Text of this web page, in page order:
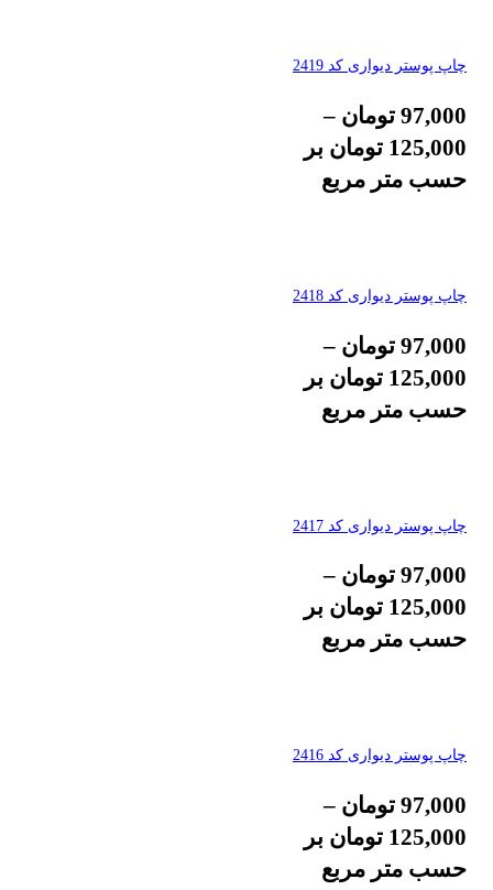
چاپ پوستر دیواری کد 2419
97,000 تومان –
125,000 تومان بر
حسب متر مربع
چاپ پوستر دیواری کد 2418
97,000 تومان –
125,000 تومان بر
حسب متر مربع
چاپ پوستر دیواری کد 2417
97,000 تومان –
125,000 تومان بر
حسب متر مربع
چاپ پوستر دیواری کد 2416
97,000 تومان –
125,000 تومان بر
حسب متر مربع